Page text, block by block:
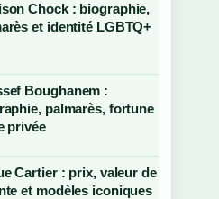
Chock : biographie,
et identité LGBTQ+
Boughanem :
palmarès, fortune
privée
Cartier : prix, valeur de
et modèles iconiques